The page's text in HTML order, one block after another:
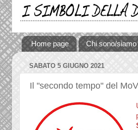
Home page Chi sono/siamo
SABATO 5 GIUGNO 2021
Il "secondo tempo" del